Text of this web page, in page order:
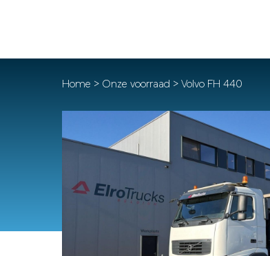
Home > Onze voorraad > Volvo FH 440